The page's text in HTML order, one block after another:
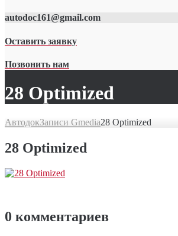
autodoc161@gmail.com
Оставить заявку
Позвонить нам
28 Optimized
АвтодокЗаписи Gmedia28 Optimized
28 Optimized
0 комментариев